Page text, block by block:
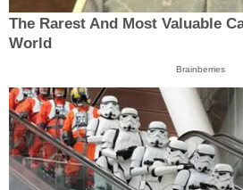
The Rarest And Most Valuable
World
Brainberries